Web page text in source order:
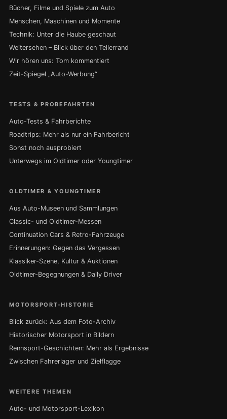
Bücher, Filme und Spiele zum Auto
Menschen, Maschinen und Momente
Technik: Unter die Haube geschaut
Weitersehen – Blick über den Tellerrand
Wir hören uns: Tom kommentiert
Zeit-Spiegel „Auto-Werbung“
TESTS & PROBEFAHRTEN
Auto-Tests & Fahrberichte
Roadtrips: Mehr als nur ein Fahrbericht
Sonst noch ausprobiert
Unterwegs im Oldtimer oder Youngtimer
OLDTIMER & YOUNGTIMER
Aus Auto-Museen und Sammlungen
Classic- und Oldtimer-Messen
Continuation Cars & Retro-Fahrzeuge
Erinnerungen: Gegen das Vergessen
Klassiker-Szene, Kultur & Auktionen
Oldtimer-Begegnungen & Daily Driver
MOTORSPORT-HISTORIE
Blick zurück: Aus dem Foto-Archiv
Historischer Motorsport in Bildern
Rennsport-Geschichten: Mehr als Ergebnisse
Zwischen Fahrerlager und Zielflagge
WEITERE THEMEN
Auto- und Motorsport-Lexikon